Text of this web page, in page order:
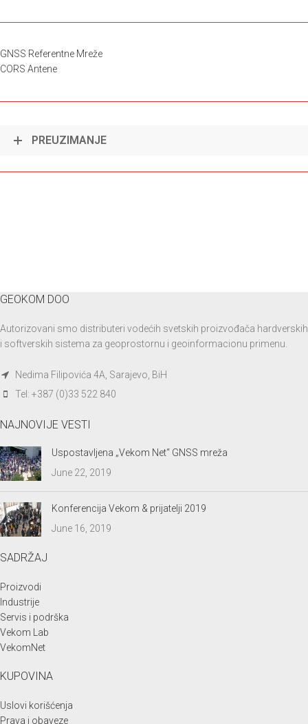
GNSS Referentne Mreže
CORS Antene
PREUZIMANJE
GEOKOM DOO
Autorizovani smo distributeri vodećih svetskih proizvođača hardverskih
i softverskih sistema za geoprostornu i geoinformacionu primenu.
Nedima Filipovića 4A, Sarajevo, BiH
Tel: +387 (0)33 522 840
NAJNOVIJE VESTI
Uspostavljena „Vekom Net“ GNSS mreža
June 22, 2019
Konferencija Vekom & prijatelji 2019
June 16, 2019
SADRŽAJ
Proizvodi
Industrije
Servis i podrška
Vekom Lab
VekomNet
KUPOVINA
Uslovi korišćenja
Prava i obaveze